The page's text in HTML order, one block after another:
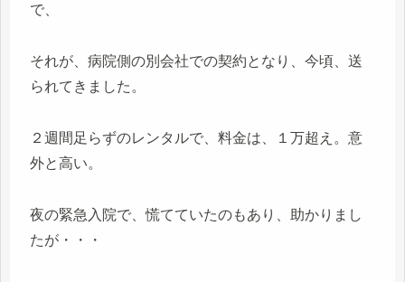
で、
それが、病院側の別会社での契約となり、今頃、送
られてきました。
２週間足らずのレンタルで、料金は、１万超え。意
外と高い。
夜の緊急入院で、慌てていたのもあり、助かりまし
たが・・・